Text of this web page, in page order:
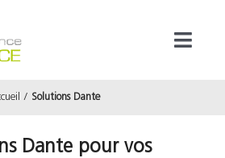
Solutions Dante
Dante pour vos